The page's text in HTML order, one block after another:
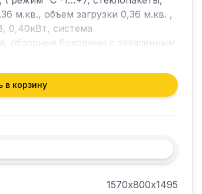
м.кв., объем загрузки 0,36 м.кв. ,
0,40кВт, система
обзорные боковины с закаленным
остекление
стеклопакетом,регулируемые
в корзину
1570х800х1495